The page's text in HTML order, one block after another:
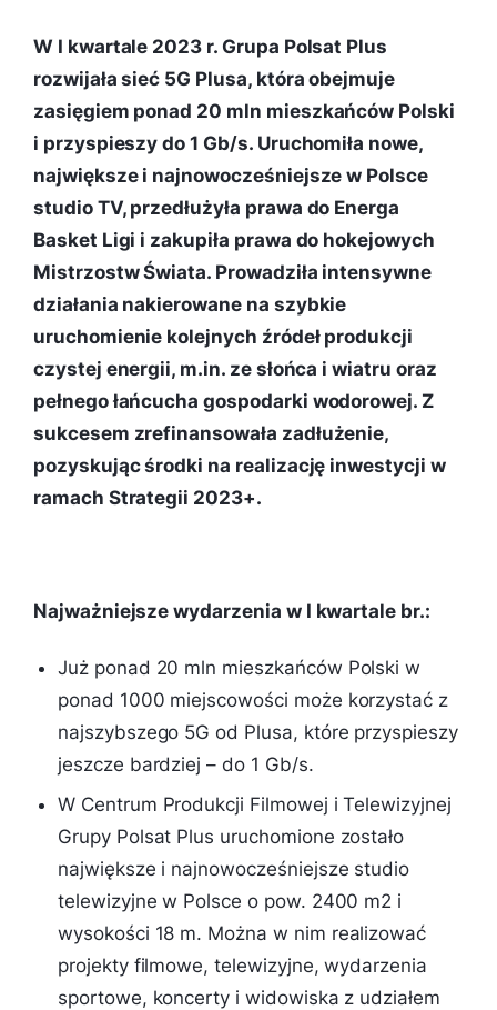
W I kwartale 2023 r. Grupa Polsat Plus
rozwijała sieć 5G Plusa, która obejmuje
zasięgiem ponad 20 mln mieszkańców Polski
i przyspieszy do 1 Gb/s. Uruchomiła nowe,
największe i najnowocześniejsze w Polsce
studio TV, przedłużyła prawa do Energa
Basket Ligi i zakupiła prawa do hokejowych
Mistrzostw Świata. Prowadziła intensywne
działania nakierowane na szybkie
uruchomienie kolejnych źródeł produkcji
czystej energii, m.in. ze słońca i wiatru oraz
pełnego łańcucha gospodarki wodorowej. Z
sukcesem zrefinansowała zadłużenie,
pozyskując środki na realizację inwestycji w
ramach Strategii 2023+.
Najważniejsze wydarzenia w I kwartale br.:
Już ponad 20 mln mieszkańców Polski w
ponad 1000 miejscowości może korzystać z
najszybszego 5G od Plusa, które przyspieszy
jeszcze bardziej – do 1 Gb/s.
W Centrum Produkcji Filmowej i Telewizyjnej
Grupy Polsat Plus uruchomione zostało
największe i najnowocześniejsze studio
telewizyjne w Polsce o pow. 2400 m2 i
wysokości 18 m. Można w nim realizować
projekty filmowe, telewizyjne, wydarzenia
sportowe, koncerty i widowiska z udziałem